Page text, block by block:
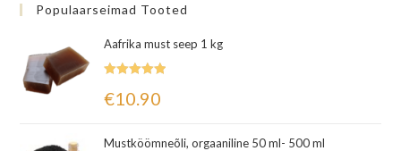
Populaarseimad Tooted
Aafrika must seep 1 kg
5.00/ 5
€10.90
Mustköömneõli, orgaaniline 50 ml- 500 ml